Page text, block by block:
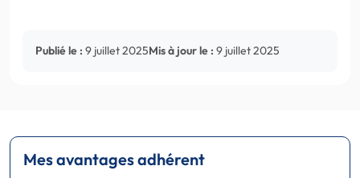
Publié le : 9 juillet 2025Mis à jour le : 9 juillet 2025
Mes avantages adhérent